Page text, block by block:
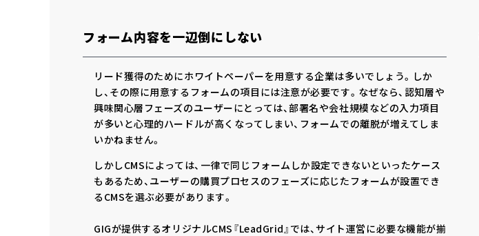
フォーム内容を一辺倒にしない
リード獲得のためにホワイトペーパーを用意する企業は多いでしょう。しか
し、その際に用意するフォームの項目には注意が必要です。なぜなら、認知層や
興味関心層フェーズのユーザーにとっては、部署名や会社規模などの入力項目
が多いと心理的ハードルが高くなってしまい、フォームでの離脱が増えてしま
いかねません。
しかしCMSによっては、一律で同じフォームしか設定できないといったケース
もあるため、ユーザーの購買プロセスのフェーズに応じたフォームが設置でき
るCMSを選ぶ必要があります。
GIGが提供するオリジナルCMS『LeadGrid』では、サイト運営に必要な機能が揃